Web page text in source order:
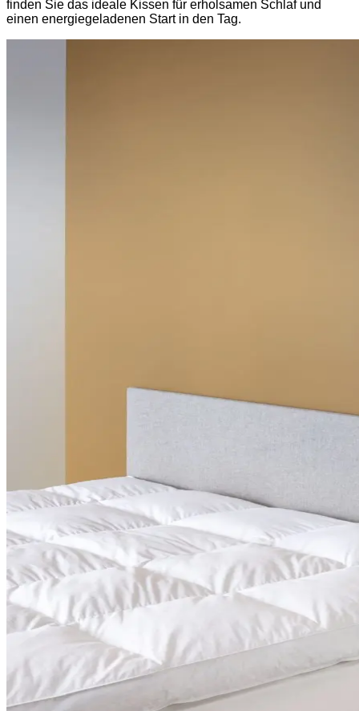
finden Sie das ideale Kissen für erholsamen Schlaf und
einen energiegeladenen Start in den Tag.